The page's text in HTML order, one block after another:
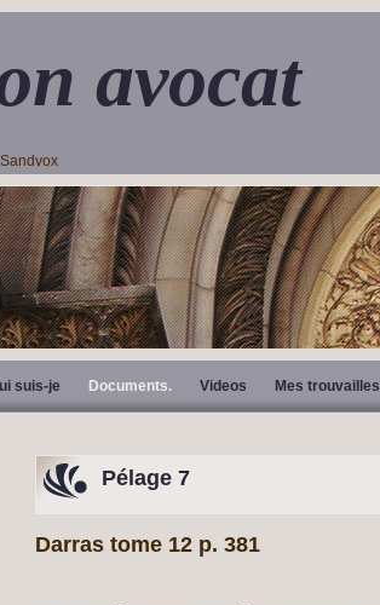
avocat
suis-je Documents. Videos Mes trouvailles
Pélage 7
Darras tome 12 p. 381